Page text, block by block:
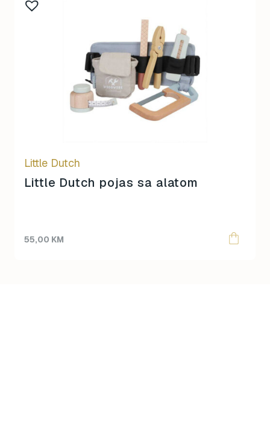
Little Dutch
Little Dutch pojas sa alatom
55,00 KM